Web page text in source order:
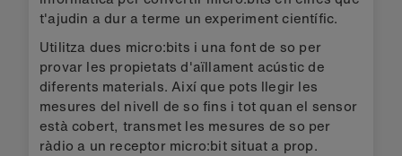
t'ajudin a dur a terme un experiment científic.
Utilitza dues micro:bits i una font de so per
provar les propietats d'aïllament acústic de
diferents materials. Així que pots llegir les
mesures del nivell de so fins i tot quan el sensor
està cobert, transmet les mesures de so per
ràdio a un receptor micro:bit situat a prop.